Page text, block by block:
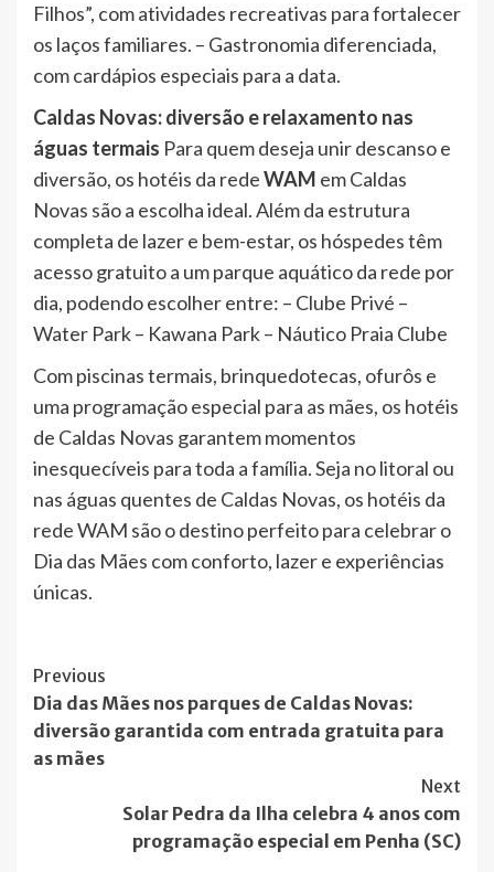
Filhos”, com atividades recreativas para fortalecer
os laços familiares. – Gastronomia diferenciada,
com cardápios especiais para a data.
Caldas Novas: diversão e relaxamento nas
águas termais Para quem deseja unir descanso e
diversão, os hotéis da redeWAM em Caldas
Novas são a escolha ideal. Além da estrutura
completa de lazer e bem-estar, os hóspedes têm
acesso gratuito a um parque aquático da rede por
dia, podendo escolher entre: – Clube Privé –
Water Park – Kawana Park – Náutico Praia Clube
Com piscinas termais, brinquedotecas, ofurôs e
uma programação especial para as mães, os hotéis
de Caldas Novas garantem momentos
inesquecíveis para toda a família. Seja no litoral ou
nas águas quentes de Caldas Novas, os hotéis da
rede WAM são o destino perfeito para celebrar o
Dia das Mães com conforto, lazer e experiências
únicas.
Post
Navigation
Previous
Dia das Mães nos parques de Caldas Novas:
diversão garantida com entrada gratuita para
as mães
Next
Solar Pedra da Ilha celebra 4 anos com
programação especial em Penha (SC)